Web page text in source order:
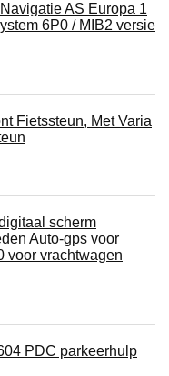
AS Europa 1
6P0 / MIB2 versie
Fietssteun, Met Varia
scherm
Auto-gps voor
voor vrachtwagen
PDC parkeerhulp